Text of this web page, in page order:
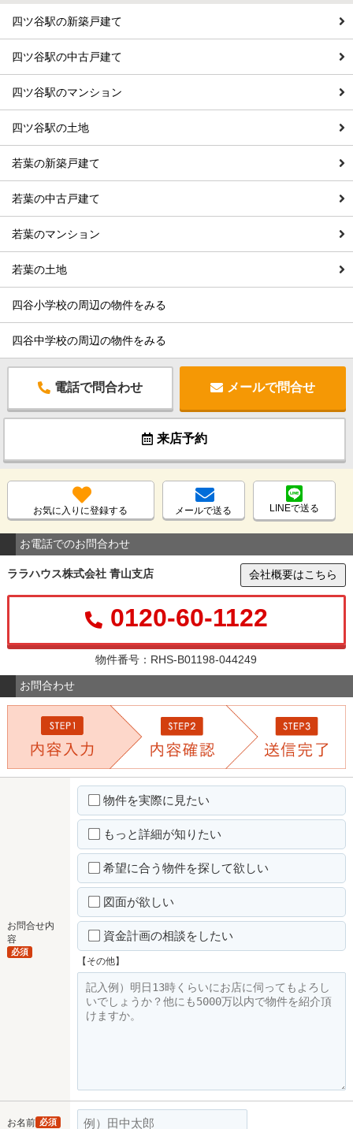
四ツ谷駅の新築戸建て
四ツ谷駅の中古戸建て
四ツ谷駅のマンション
四ツ谷駅の土地
若葉の新築戸建て
若葉の中古戸建て
若葉のマンション
若葉の土地
四谷小学校の周辺の物件をみる
四谷中学校の周辺の物件をみる
電話で問合わせ メールで問合せ
来店予約
お気に入りに登録する メールで送る LINEで送る
お電話でのお問合わせ
ララハウス株式会社 青山支店 会社概要はこちら
0120-60-1122
物件番号：RHS-B01198-044249
お問合わせ
お問合せ内
容
必須
物件を実際に見たい
もっと詳細が知りたい
希望に合う物件を探して欲しい
図面が欲しい
資金計画の相談をしたい
【その他】
お名前 必須